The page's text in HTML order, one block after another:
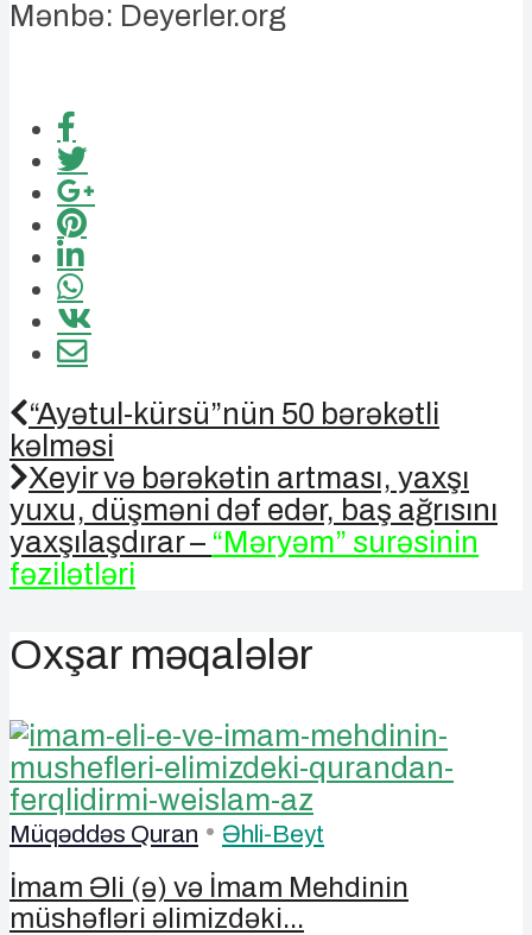
Mənbə: Deyerler.org
“Ayətul-kürsü”nün 50 bərəkətli
kəlməsi
Xeyir və bərəkətin artması, yaxşı
yuxu, düşməni dəf edər, baş ağrısını
yaxşılaşdırar – “Məryəm” surəsinin
fəzilətləri
Oxşar məqalələr
Müqəddəs Quran • Əhli-Beyt
İmam Əli (ə) və İmam Mehdinin
müshəfləri əlimizdəki...